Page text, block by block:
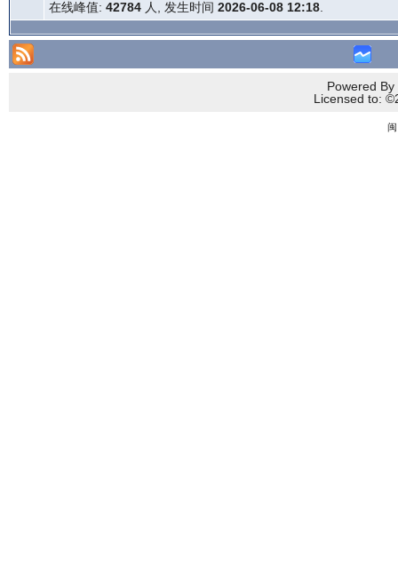
在线峰值: 42784人, 发生时间 2026-06-08 12:18.
Powered
Licensed to: